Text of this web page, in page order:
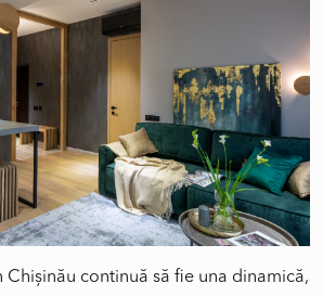
Chișinău continuă să fie una dinamică,